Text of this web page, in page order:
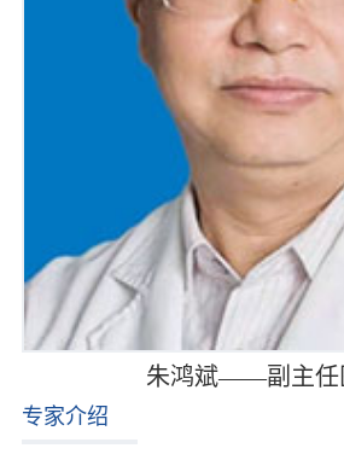
朱鸿斌——副主任
专家介绍